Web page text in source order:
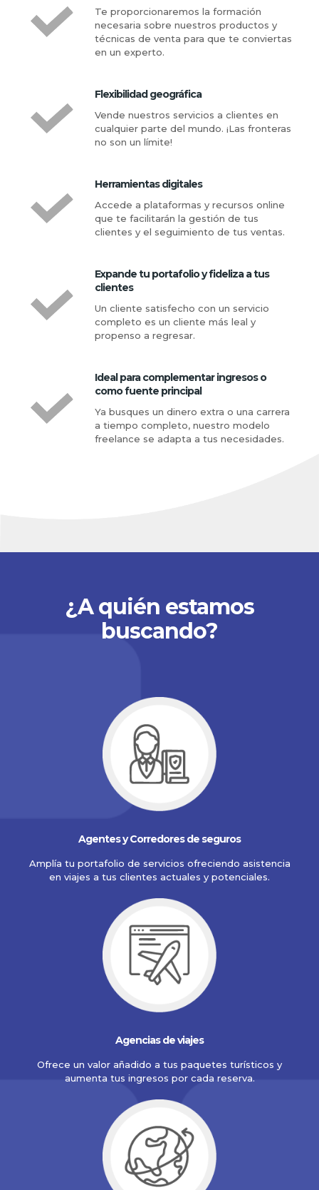
Te proporcionaremos la formación
necesaria sobre nuestros productos y
técnicas de venta para que te conviertas
en un experto.
Flexibilidad geográfica
Vende nuestros servicios a clientes en
cualquier parte del mundo. ¡Las fronteras
no son un límite!
Herramientas digitales
Accede a plataformas y recursos online
que te facilitarán la gestión de tus
clientes y el seguimiento de tus ventas.
Expande tu portafolio y fideliza a tus
clientes
Un cliente satisfecho con un servicio
completo es un cliente más leal y
propenso a regresar.
Ideal para complementar ingresos o
como fuente principal
Ya busques un dinero extra o una carrera
a tiempo completo, nuestro modelo
freelance se adapta a tus necesidades.
¿A quién estamos
buscando?
Agentes y Corredores de seguros
Amplía tu portafolio de servicios ofreciendo asistencia
en viajes a tus clientes actuales y potenciales.
Agencias de viajes
Ofrece un valor añadido a tus paquetes turísticos y
aumenta tus ingresos por cada reserva.